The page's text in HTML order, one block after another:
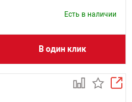
Есть в наличии
В один клик